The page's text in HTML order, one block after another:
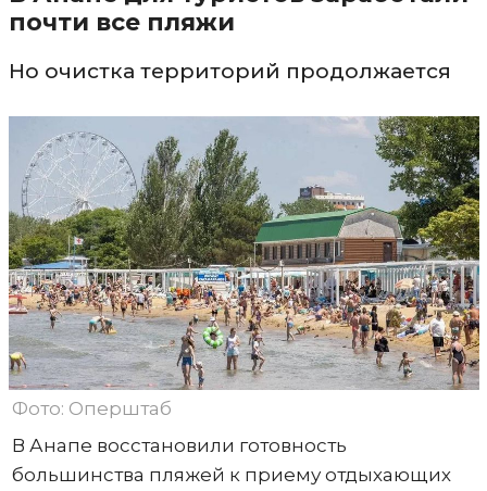
почти все пляжи
Но очистка территорий продолжается
Фото: Оперштаб
В Анапе восстановили готовность
большинства пляжей к приему отдыхающих